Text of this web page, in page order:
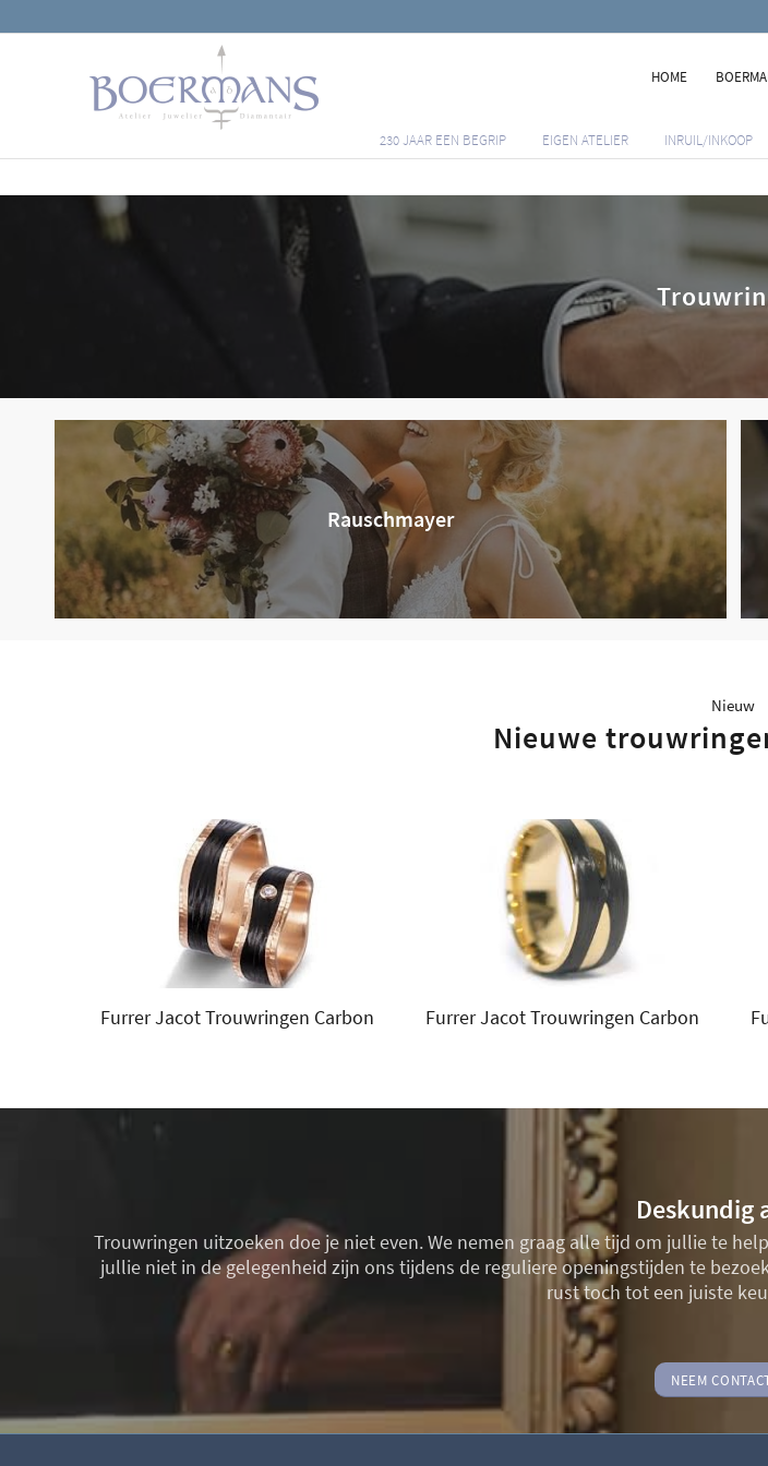
HOME
230 JAAR EEN BEGRIP EIGEN ATELIER INRUIL/INKOOP
Rauschmayer
Nieuw
Nieuwe
Furrer Jacot Trouwringen Carbon Furrer Jacot Trouwringen Carbon
Deskundig
Trouwringen uitzoeken doe je niet even. We nemen graag alle tijd om jullie te
jullie niet in de gelegenheid zijn ons tijdens de reguliere openingstijden te
rust toch tot een juiste
NEEM